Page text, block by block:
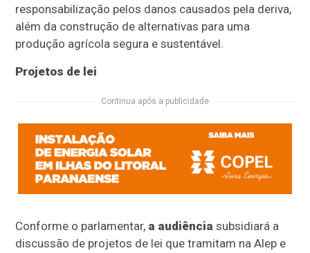
responsabilização pelos danos causados pela deriva,
além da construção de alternativas para uma
produção agrícola segura e sustentável.
Projetos de lei
Continua após a publicidade
Conforme o parlamentar, a audiência subsidiará a
discussão de projetos de lei que tramitam na Alep e